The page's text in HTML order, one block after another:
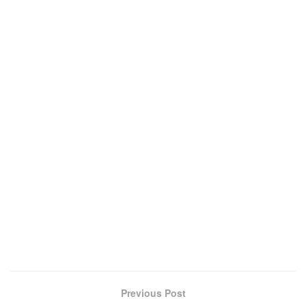
Previous Post